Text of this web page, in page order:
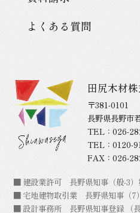
田尻木材
〒381-0101
長野県長野市
TEL： 026-
TEL： 0120-
FAX：026-
■ 建設業許可 長野県知事（般-3）
■ 宅地建物取引業 長野県知事（7
■ 設計事務所 長野県知事登録 （
よくある質問